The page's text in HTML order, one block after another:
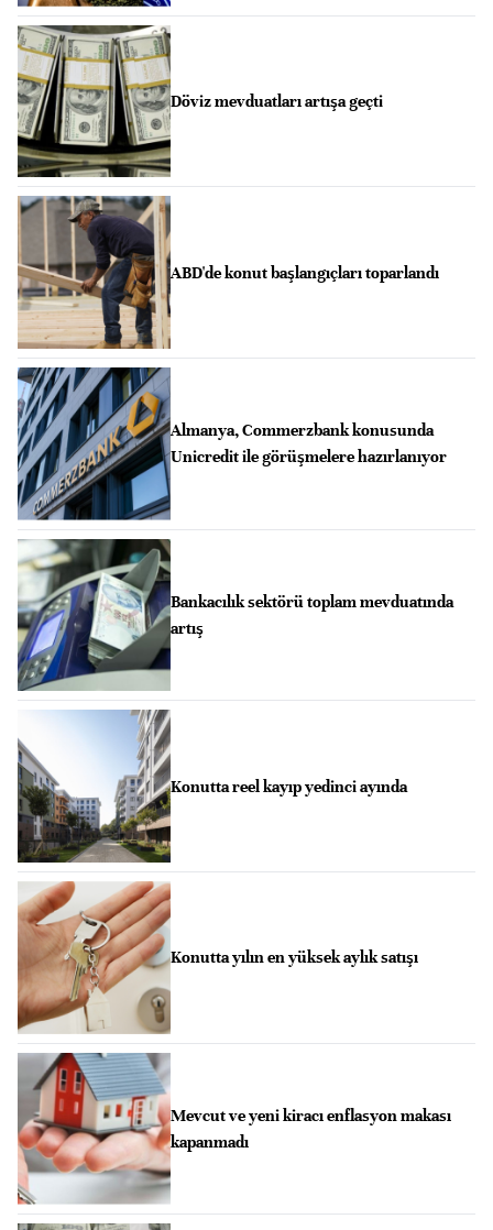
Döviz mevduatları artışa geçti
ABD'de konut başlangıçları toparlandı
Almanya, Commerzbank konusunda
Unicredit ile görüşmelere hazırlanıyor
Bankacılık sektörü toplam mevduatında
artış
Konutta reel kayıp yedinci ayında
Konutta yılın en yüksek aylık satışı
Mevcut ve yeni kiracı enflasyon makası
kapanmadı